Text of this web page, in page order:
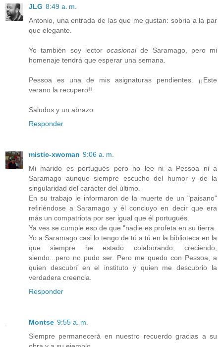
JLG 8:49 a. m.
Antonio, una entrada de las que me gustan: sobria a la par
que elegante.
Yo también soy lector ocasionalde Saramago, pero mi
homenaje tendrá que esperar una semana.
Pessoa es una de mis asignaturas pendientes. ¡¡Este
verano la recupero!!
Saludos y un abrazo.
Responder
mistic-xwoman 9:06 a. m.
Mi marido es portugués pero no lee ni a Pessoa ni a
Saramago aunque siempre escucho del humor y de la
singularidad del carácter del último.
En su trabajo le informaron de la muerte de un "paisano"
refiriéndose a Saramago y él concluyo en decir que era
más un compatriota por ser igual que él portugués.
Ya ves se cumple eso de que "nadie es profeta en su tierra.
Yo a Saramago casi lo tengo de tú a tú en la biblioteca en la
que siempre he estado colaborando, creciendo,
siendo...pero no pudo ser. Pero me quedo con Pessoa, a
quien descubrí en el instituto y quien me descubrio la
verdadera creencia.
Responder
Montse 9:55 a. m.
Siempre permanecerá en nuestro recuerdo gracias a su